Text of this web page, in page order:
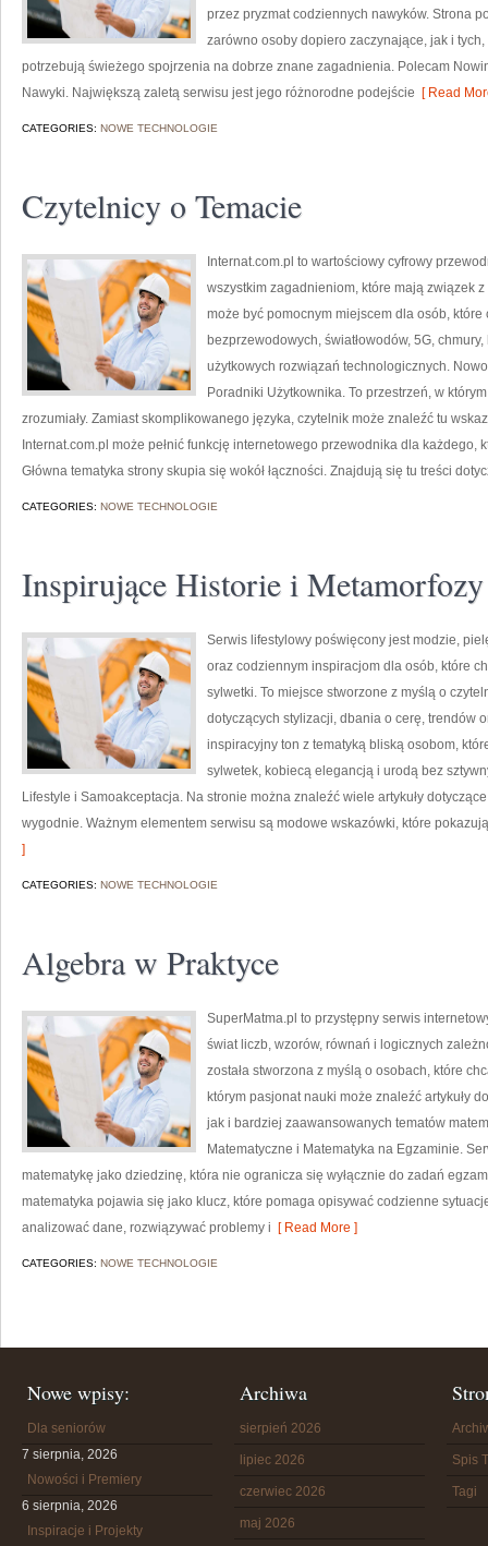
przez pryzmat codziennych nawyków. Strona
zarówno osoby dopiero zaczynające, jak i
potrzebują świeżego spojrzenia na dobrze znane zagadnienia. Polecam
Nawyki. Największą zaletą serwisu jest jego różnorodne podejście [ Read
CATEGORIES: NOWE TECHNOLOGIE
Czytelnicy o Temacie
Internat.com.pl to wartościowy cyfrowy
wszystkim zagadnieniom, które mają związek
może być pomocnym miejscem dla osób,
bezprzewodowych, światłowodów, 5G,
użytkowych rozwiązań technologicznych.
Poradniki Użytkownika. To przestrzeń, w
zrozumiały. Zamiast skomplikowanego języka, czytelnik może znaleźć tu
Internat.com.pl może pełnić funkcję internetowego przewodnika dla każdego,
Główna tematyka strony skupia się wokół łączności. Znajdują się tu treści
CATEGORIES: NOWE TECHNOLOGIE
Inspirujące Historie i Metamorfozy
Serwis lifestylowy poświęcony jest modzie,
oraz codziennym inspiracjom dla osób, które
sylwetki. To miejsce stworzone z myślą o
dotyczących stylizacji, dbania o cerę, trendów
inspiracyjny ton z tematyką bliską osobom,
sylwetek, kobiecą elegancją i urodą bez
Lifestyle i Samoakceptacja. Na stronie można znaleźć wiele artykuły
wygodnie. Ważnym elementem serwisu są modowe wskazówki, które
]
CATEGORIES: NOWE TECHNOLOGIE
Algebra w Praktyce
SuperMatma.pl to przystępny serwis
świat liczb, wzorów, równań i logicznych
została stworzona z myślą o osobach, które
którym pasjonat nauki może znaleźć artykuły
jak i bardziej zaawansowanych tematów
Matematyczne i Matematyka na Egzaminie.
matematykę jako dziedzinę, która nie ogranicza się wyłącznie do zadań
matematyka pojawia się jako klucz, które pomaga opisywać codzienne
analizować dane, rozwiązywać problemy i [ Read More ]
CATEGORIES: NOWE TECHNOLOGIE
Nowe wpisy:
Dla seniorów
7 sierpnia, 2026
Nowości i Premiery
6 sierpnia, 2026
Inspiracje i Projekty
Archiwa
sierpień 2026
lipiec 2026
czerwiec 2026
maj 2026
Spis
Tagi